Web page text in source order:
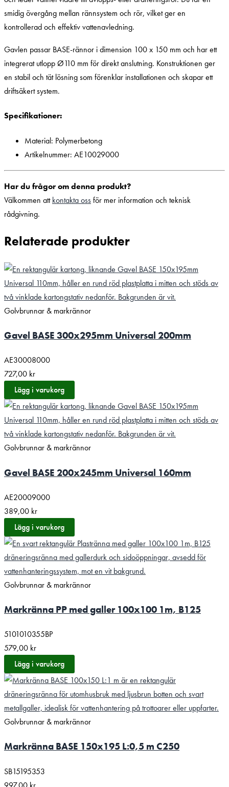
smidig övergång mellan rännsystem och rör, vilket ger en
kontrollerad och effektiv vattenavledning.
Gavlen passar BASE-rännor i dimension 100 x 150 mm och har ett
integrerat utlopp Ø110 mm för direkt anslutning. Konstruktionen ger
en stabil och tät lösning som förenklar installationen och skapar ett
driftsäkert system.
Specifikationer:
Material: Polymerbetong
Artikelnummer: AE10029000
Har du frågor om denna produkt?
Välkommen attkontakta ossför mer information och teknisk
rådgivning.
Relaterade produkter
Golvbrunnar & markrännor
Gavel BASE 300x295mm Universal 200mm
AE30008000
727,00 kr
Lägg i varukorg
Golvbrunnar & markrännor
Gavel BASE 200x245mm Universal 160mm
AE20009000
389,00 kr
Lägg i varukorg
Golvbrunnar & markrännor
Markränna PP med galler 100x100 1m, B125
5101010355BP
579,00 kr
Lägg i varukorg
Golvbrunnar & markrännor
Markränna BASE 150x195 L:0,5 m C250
SB15195353